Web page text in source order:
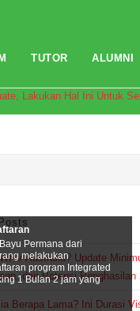
TUTOR ALUMNI
Lakukan Hal Ini Untuk
Australia? Update
dan Potensi Penghasilan
Berapa Lama? Ini Durasi
Permana dari
melakukan
program Integrated
1 Bulan 2 jam yang